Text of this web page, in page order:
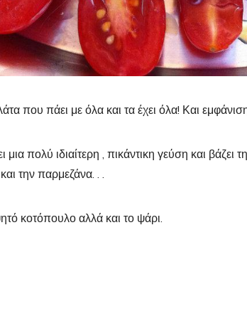
που πάει με όλα και τα έχει όλα! Και
πολύ ιδιαίτερη , πικάντικη γεύση και
την παρμεζάνα. . .
κοτόπουλο αλλά και το ψάρι.